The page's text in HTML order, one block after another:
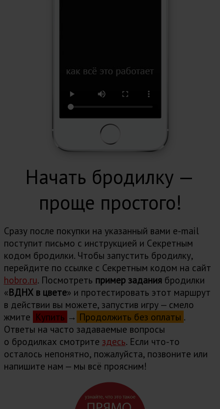
Начать бродилку —
проще простого!
Сразу после покупки на указанный вами e-mail
поступит письмо с инструкцией и Cекретным
кодом бродилки. Чтобы запустить бродилку,
перейдите по ссылке с Секретным кодом на сайт
hobro.ru. Посмотреть пример задания бродилки
«ВДНХ в цвете» и протестировать этот маршрут
в действии вы можете, запустив игру — смело
жмите Купить → Продолжить без оплаты .
Ответы на часто задаваемые вопросы
о бродилках cмотрите здесь. Если что-то
осталось непонятно, пожалуйста, позвоните или
напишите нам — мы всё проясним!